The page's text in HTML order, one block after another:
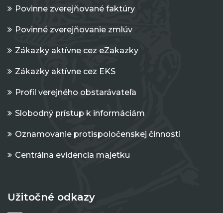
Povinne zverejňované faktúry
Povinné zverejňovanie zmlúv
Zákazky aktívne cez eZakazky
Zákazky aktívne cez EKS
Profil verejného obstarávateľa
Slobodný prístup k informáciám
Oznamovanie protispoločenskej činnosti
Centrálna evidencia majetku
Užitočné odkazy